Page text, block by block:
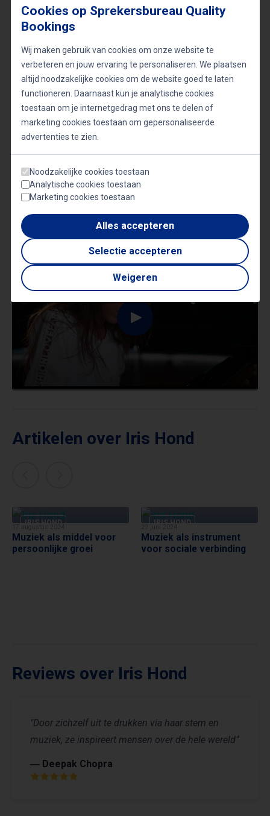
verrijkende ervaring die uw publiek nog lang zal
bijblijven.
Onderwerpen
Bekende Nederlanders Congresafsluiting
Inspiratie Maatschappij
Video's
Artikelen over Iris Hond
IRIS HOND
Muziek als middel voor
persoonlijke groei
IRIS HOND
Muziek als instrument
voor sociale verbinding
Reviews over Iris Hond
"Door zichzelf uit te drukken via haar stem en
muziek, ze inspireert mensen over de hele wereld"
― Deepak Chopra
Cookies op Sprekersbureau Quality
Bookings
Wij maken gebruik van cookies om onze website te
verbeteren en jouw ervaring te personaliseren. We plaatsen
altijd noodzakelijke cookies om de website goed te laten
functioneren. Daarnaast kun je analytische cookies
toestaan om je internetgedrag met ons te delen of
marketing cookies toestaan om gepersonaliseerde
advertenties te zien.
Noodzakelijke cookies toestaan
Analytische cookies toestaan
Marketing cookies toestaan
Alles accepteren
Selectie accepteren
Weigeren